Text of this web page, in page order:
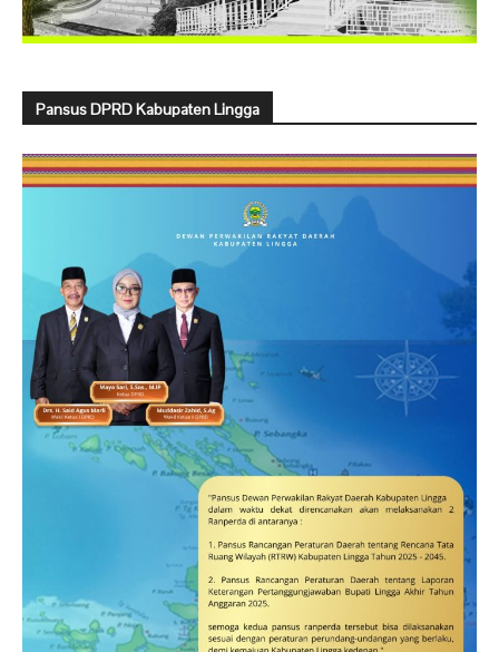
Pansus DPRD Kabupaten Lingga